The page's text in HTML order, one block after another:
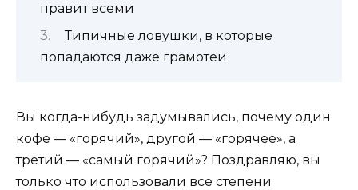
правит всеми
Типичные ловушки, в которые
попадаются даже грамотеи
Вы когда-нибудь задумывались, почему один
кофе — «горячий», другой — «горячее», а
третий — «самый горячий»? Поздравляю, вы
только что использовали все степени